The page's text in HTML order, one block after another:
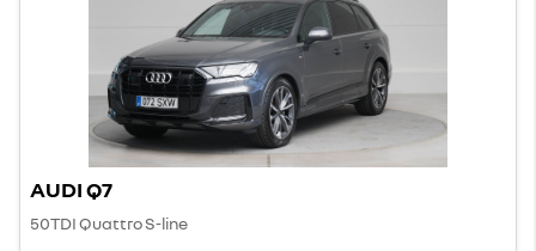
AUDI Q7
50TDI Quattro S-line